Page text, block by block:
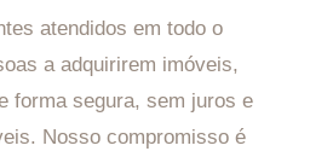
atendidos em todo o
a adquirirem imóveis,
forma segura, sem juros e
Nosso compromisso é